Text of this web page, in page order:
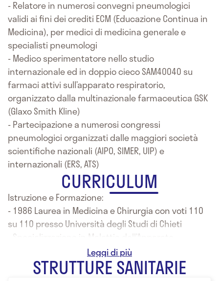
- Relatore in numerosi convegni pneumologici
validi ai fini dei crediti ECM (Educazione Continua in
Medicina), per medici di medicina generale e
specialisti pneumologi
- Medico sperimentatore nello studio
internazionale ed in doppio cieco SAM40040 su
farmaci attivi sull’apparato respiratorio,
organizzato dalla multinazionale farmaceutica GSK
(Glaxo Smith Kline)
- Partecipazione a numerosi congressi
pneumologici organizzati dalle maggiori società
scientifiche nazionali (AIPO, SIMER, UIP) e
internazionali (ERS, ATS)
CURRICULUM
Istruzione e Formazione:
- 1986 Laurea in Medicina e Chirurgia con voti 110
su 110 presso Università degli Studi di Chieti
- Specializzazione in Malattie dell’Apparato
Respiratorio presso l’Università degli Studi di Siena
STRUTTURE SANITARIE